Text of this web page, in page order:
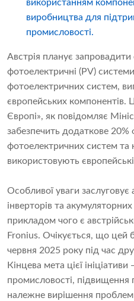
використанням
виробництва для
промисловості.
Австрія планує запровадити
фотоелектричні (PV)
фотоелектричних систем,
європейських компонентів.
Європі», як повідомляє
забезпечить додаткове 20%
фотоелектричних систем та
використовують
Особливої ​​уваги заслуговує
інверторів та
прикладом чого є
Fronius. Очікується, що цей
червня 2025 року під час
Кінцева мета цієї
промисловості, підвищення
належне вирішення